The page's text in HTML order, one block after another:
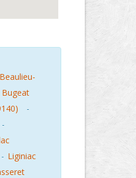
Beaulieu-
Bugeat
-
-
- Liginiac